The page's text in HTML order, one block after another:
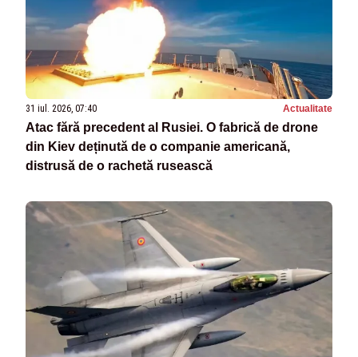
31 iul. 2026, 07:40 Actualitate
Atac fără precedent al Rusiei. O fabrică de drone
din Kiev deținută de o companie americană,
distrusă de o rachetă rusească